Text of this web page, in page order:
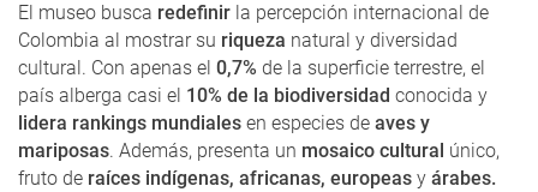
El museo busca redefinir la percepción internacional de
Colombia al mostrar su riqueza natural y diversidad
cultural. Con apenas el 0,7% de la superficie terrestre, el
país alberga casi el 10% de la biodiversidad conocida y
lidera rankings mundiales en especies de aves y
mariposas. Además, presenta un mosaico cultural único,
fruto de raíces indígenas, africanas, europeas y árabes.